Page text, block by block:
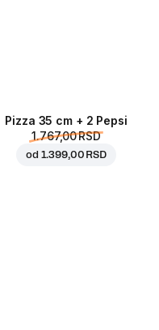
Pizza 35 cm + 2 Pepsi
1.767,00 RSD
od 1.399,00 RSD